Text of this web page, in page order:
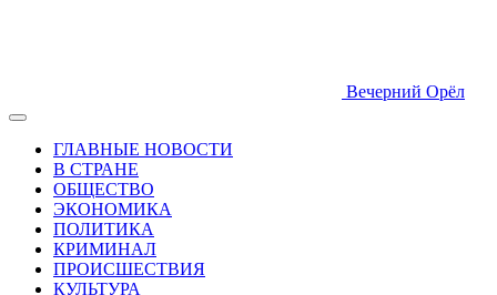
Вечерний Орёл
ГЛАВНЫЕ НОВОСТИ
В СТРАНЕ
ОБЩЕСТВО
ЭКОНОМИКА
ПОЛИТИКА
КРИМИНАЛ
ПРОИСШЕСТВИЯ
КУЛЬТУРА